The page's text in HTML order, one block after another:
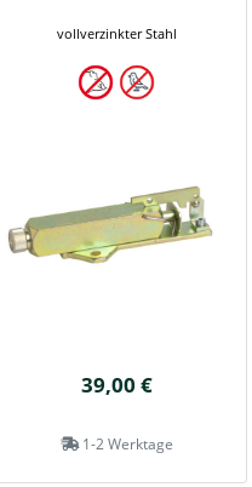
vollverzinkter Stahl
39,00 €
1-2 Werktage